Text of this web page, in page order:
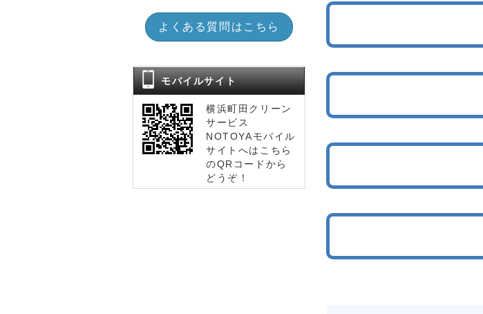
よくある質問はこちら
モバイルサイト
横浜町田クリーン
サービス
NOTOYAモバイル
サイトへはこちら
のQRコードから
どうぞ！